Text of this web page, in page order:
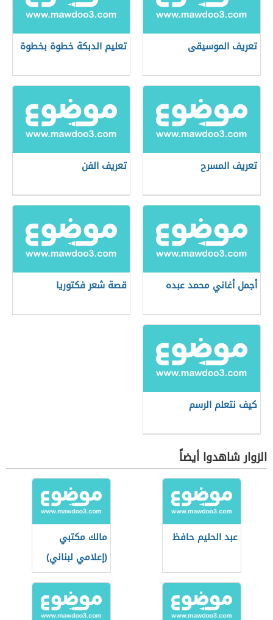
تعريف الموسيقى تعليم الدبكة خطوة بخطوة
تعريف المسرح تعريف الفن
أجمل أغاني محمد عبده قصة شعر فكتوريا
كيف نتعلم الرسم
الزوار شاهدوا أيضاً
عبد الحليم حافظ
مالك مكتبي
(إعلامي لبناني)